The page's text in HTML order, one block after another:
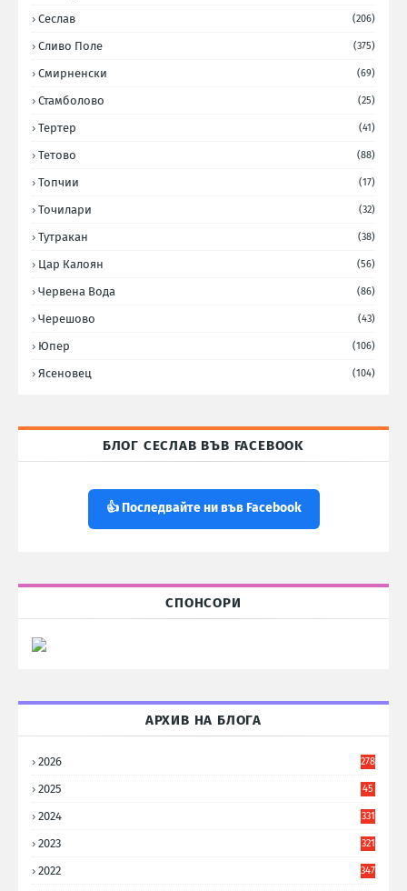
Сеслав (206)
Сливо Поле (375)
Смирненски (69)
Стамболово (25)
Тертер (41)
Тетово (88)
Топчии (17)
Точилари (32)
Тутракан (38)
Цар Калоян (56)
Червена Вода (86)
Черешово (43)
Юпер (106)
Ясеновец (104)
БЛОГ СЕСЛАВ ВЪВ FACEBOOK
👍 Последвайте ни във Facebook
СПОНСОРИ
АРХИВ НА БЛОГА
2026 278
2025
45
2024 331
2023 321
2022 347